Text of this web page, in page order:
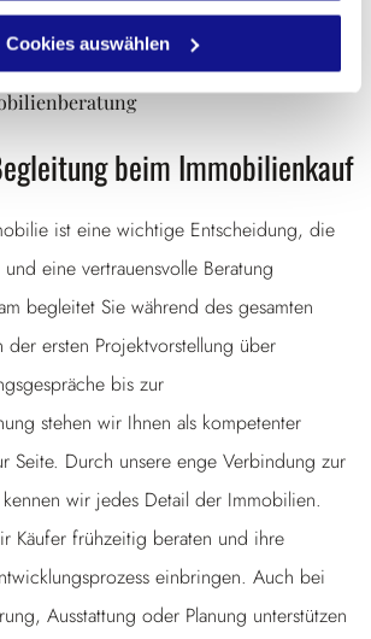
Cookies auswählen
beim Immobilienkauf
ist eine wichtige Entscheidung, die
eine vertrauensvolle Beratung
begleitet Sie während des gesamten
der ersten Projektvorstellung über
bis zur
stehen wir Ihnen als kompetenter
Seite. Durch unsere enge Verbindung zur
wir jedes Detail der Immobilien.
Käufer frühzeitig beraten und ihre
einbringen. Auch bei
Ausstattung oder Planung unterstützen